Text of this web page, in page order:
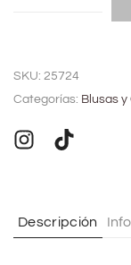
t
e
r
i
SKU: 25724
Categorías: Blusas
Descripción